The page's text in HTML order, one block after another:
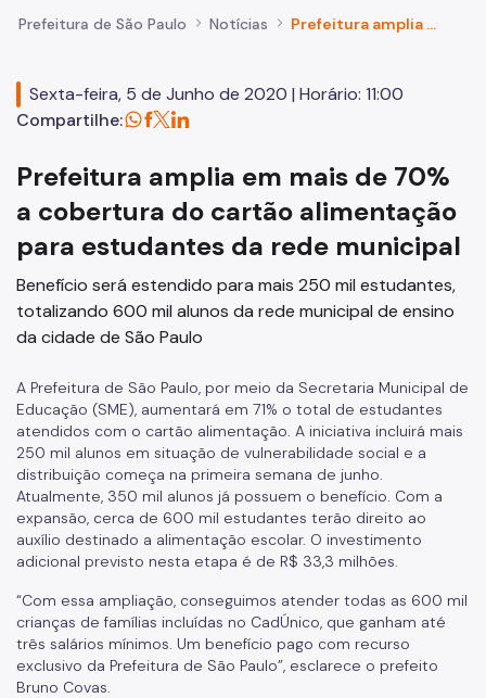
Prefeitura de São Paulo Notícias Prefeitura amplia em mais de 70% a cobertura do cartão alimentação para estudantes da rede municipal
Sexta-feira, 5 de Junho de 2020 | Horário: 11:00
Compartilhe:
Prefeitura amplia em mais de 70%
a cobertura do cartão alimentação
para estudantes da rede municipal
Benefício será estendido para mais 250 mil estudantes,
totalizando 600 mil alunos da rede municipal de ensino
da cidade de São Paulo
A Prefeitura de São Paulo, por meio da Secretaria Municipal de
Educação (SME), aumentará em 71% o total de estudantes
atendidos com o cartão alimentação. A iniciativa incluirá mais
250 mil alunos em situação de vulnerabilidade social e a
distribuição começa na primeira semana de junho.
Atualmente, 350 mil alunos já possuem o benefício. Com a
expansão, cerca de 600 mil estudantes terão direito ao
auxílio destinado a alimentação escolar. O investimento
adicional previsto nesta etapa é de R$ 33,3 milhões.
“Com essa ampliação, conseguimos atender todas as 600 mil
crianças de famílias incluídas no CadÚnico, que ganham até
três salários mínimos. Um benefício pago com recurso
exclusivo da Prefeitura de São Paulo”, esclarece o prefeito
Bruno Covas.